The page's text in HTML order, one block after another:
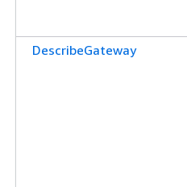
DescribeGateway